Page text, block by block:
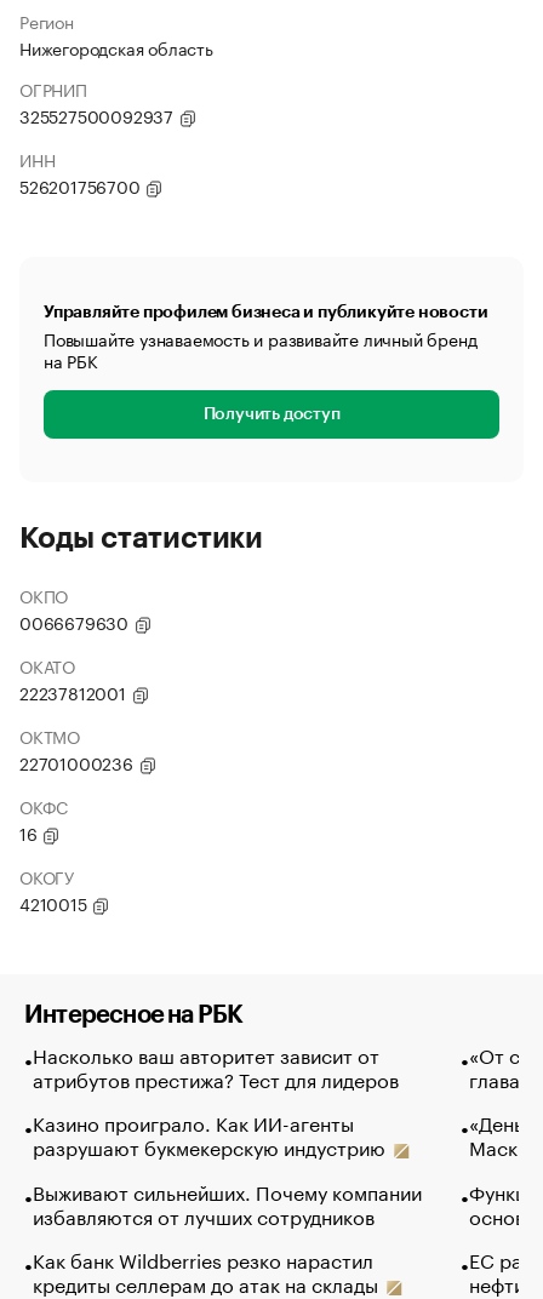
Регион
Нижегородская область
ОГРНИП
325527500092937
ИНН
526201756700
Управляйте профилем бизнеса и публикуйте новости
Повышайте узнаваемость и развивайте личный бренд
на РБК
Получить доступ
Коды статистики
ОКПО
0066679630
ОКАТО
22237812001
ОКТМО
22701000236
ОКФС
16
ОКОГУ
4210015
Интересное на РБК
Насколько ваш авторитет зависит от
атрибутов престижа? Тест для лидеров
Казино проиграло. Как ИИ-агенты
разрушают букмекерскую индустрию
Выживают сильнейших. Почему компании
избавляются от лучших сотрудников
Как банк Wildberries резко нарастил
кредиты селлерам до атак на склады
«От
глава
Маск в
основ
ЕС
нефти